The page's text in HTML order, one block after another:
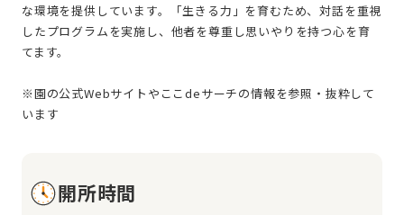
な環境を提供しています。「生きる力」を育むため、対話を重視
したプログラムを実施し、他者を尊重し思いやりを持つ心を育
てます。
※園の公式Webサイトやここdeサーチの情報を参照・抜粋して
開所時間